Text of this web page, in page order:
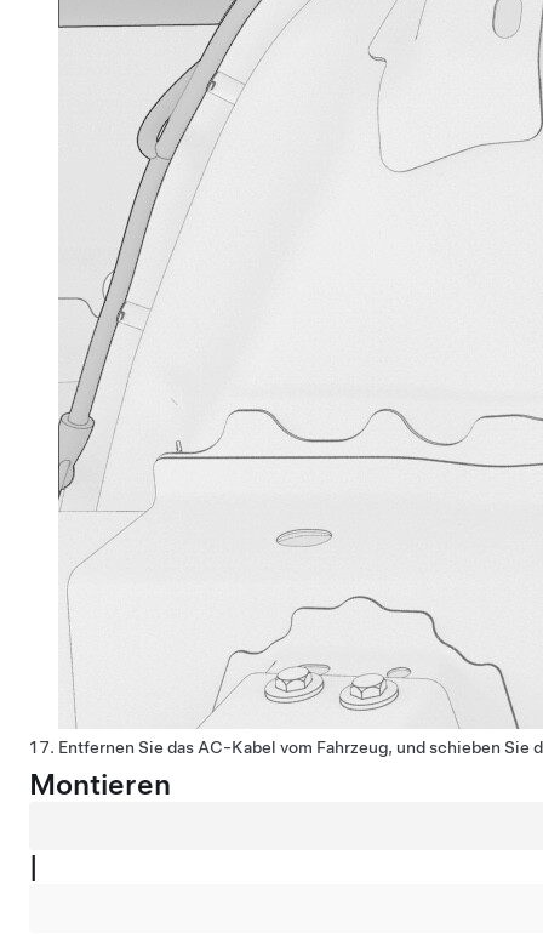
Entfernen Sie das AC-Kabel vom Fahrzeug, und schieben Sie
Montieren
|